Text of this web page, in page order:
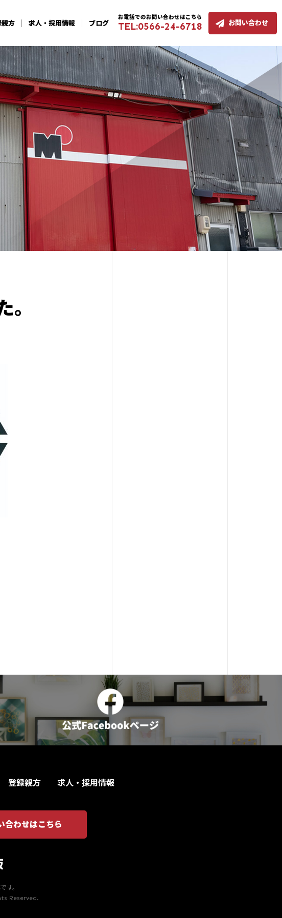
親方 求人・採用情報 ブログ
お電話でのお問い合わせはこちら
TEL:0566-24-6718 お問い合わせ
登録親方 求人・採用情報
合わせはこちら
す。
Reserved.